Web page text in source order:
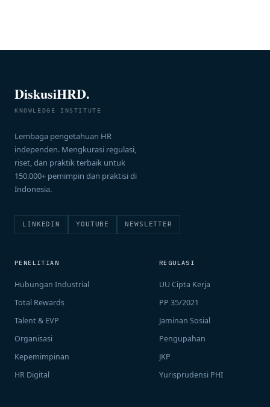
DiskusiHRD.
KNOWLEDGE INSTITUTE
Lembaga pengetahuan HR
independen. Mengkurasi regulasi,
riset, dan praktik terbaik untuk
150.000+ pemimpin dan praktisi di
Indonesia.
LINKEDIN YOUTUBE NEWSLETTER
PENELITIAN
Hubungan Industrial
Total Rewards
Talent & EVP
Organisasi
Kepemimpinan
HR Digital
REGULASI
UU Cipta Kerja
PP 35/2021
Jaminan Sosial
Pengupahan
JKP
Yurisprudensi PHI